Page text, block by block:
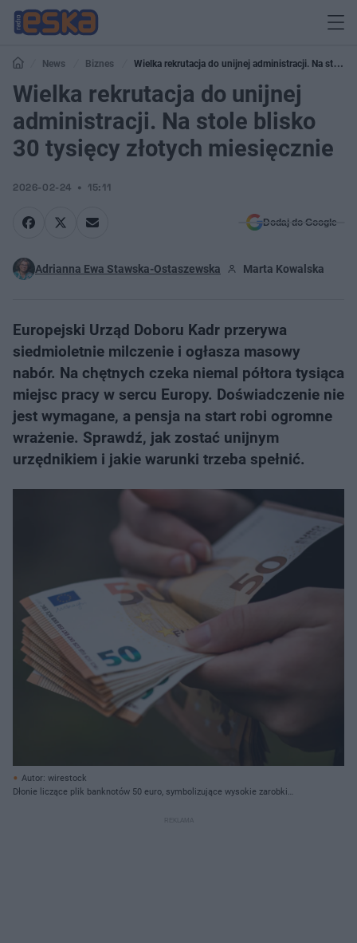
News Biznes
Wielka rekrutacja do unijnej administracji. Na stole
blisko 30 tysięcy złotych miesięcznie
Wielka rekrutacja do unijnej
administracji. Na stole blisko
30 tysięcy złotych miesięcznie
2026-02-24 15:11
Dodaj do Google
Adrianna Ewa Stawska-Ostaszewska Marta Kowalska
Europejski Urząd Doboru Kadr przerywa
siedmioletnie milczenie i ogłasza masowy
nabór. Na chętnych czeka niemal półtora tysiąca
miejsc pracy w sercu Europy. Doświadczenie nie
jest wymagane, a pensja na start robi ogromne
wrażenie. Sprawdź, jak zostać unijnym
urzędnikiem i jakie warunki trzeba spełnić.
Autor: wirestock
Dłonie liczące plik banknotów 50 euro, symbolizujące wysokie zarobki
zdobyć pracę z atrakcyjnym wynagrodzeniem, o czym przeczytasz na Super